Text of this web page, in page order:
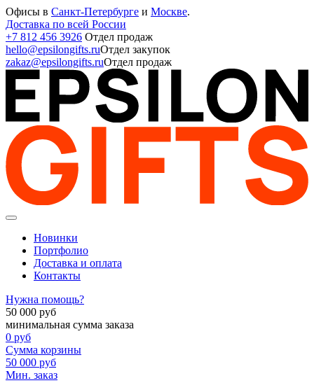
Офисы в Санкт-Петербурге и Москве.
Доставка по всей России
+7 812 456 3926 Отдел продаж
hello@epsilongifts.ruОтдел закупок
zakaz@epsilongifts.ruОтдел продаж
Новинки
Портфолио
Доставка и оплата
Контакты
Нужна помощь?
50 000 руб
минимальная сумма заказа
0 руб
Сумма корзины
50 000 руб
Мин. заказ